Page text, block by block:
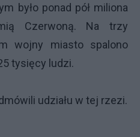
było ponad pół miliona
Czerwoną. Na trzy
wojny miasto spalono
tysięcy ludzi.
udziału w tej rzezi.